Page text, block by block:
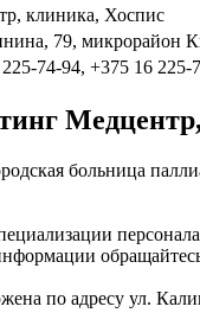
клиника, Хоспис
79, микрорайон
74-94, +375 16 225-
больница
по адресу ул.